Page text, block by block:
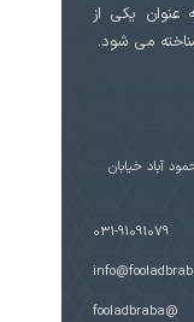
یکی از
می شود.
آباد خیابان
031-91091079
@fooladbraba